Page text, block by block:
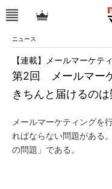
ニュース
第2回 メールマー
きちんと届けるの
【連載】メールマーケテ
メールマーケティングを
ればならない問題がある
の問題」である。